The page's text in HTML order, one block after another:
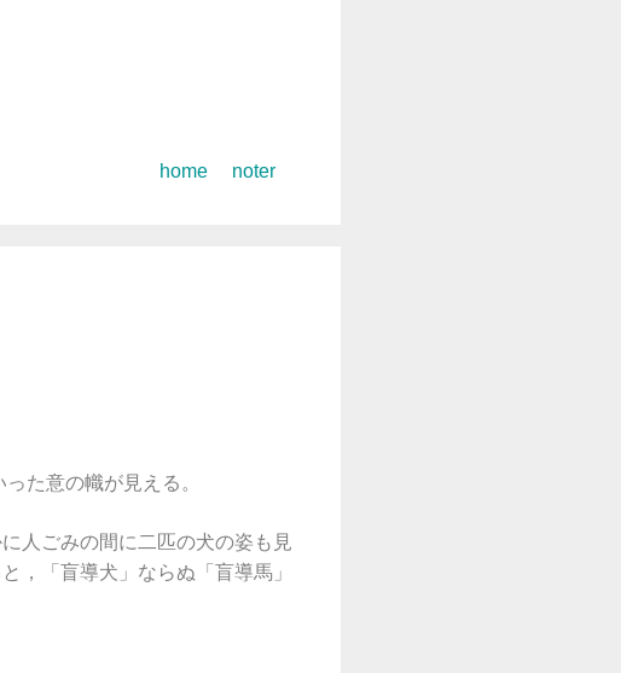
コ
home noter
た意の幟が見える。
人ごみの間に二匹の犬の姿も見
，「盲導犬」ならぬ「盲導馬」